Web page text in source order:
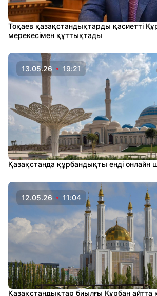
Тоқаев қазақстандықтарды қасиетті
мерекесімен құттықтады
13.05.26 19:21
Қазақстанда құрбандықты енді онлайн
12.05.26 11:04
Қазақстандықтар биылғы Құрбан айтта